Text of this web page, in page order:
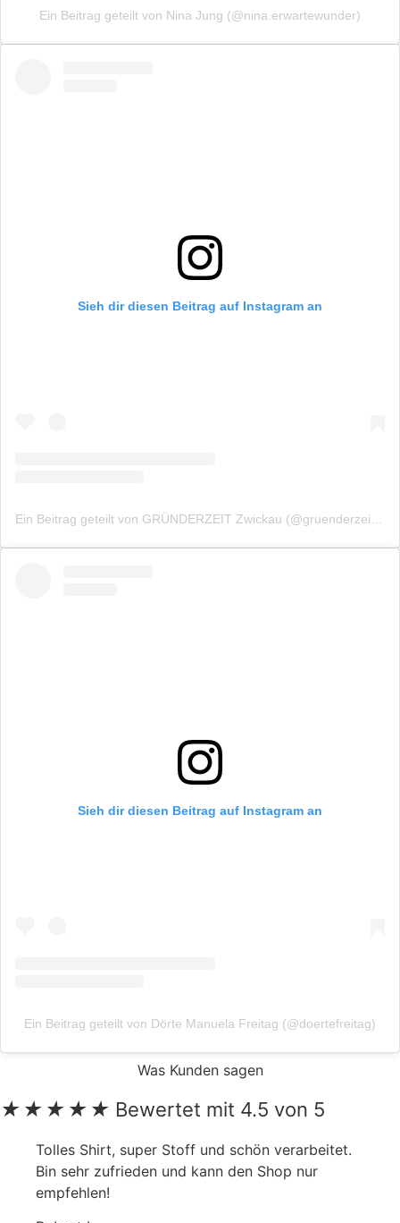
Ein Beitrag geteilt von Nina Jung (@nina.erwartewunder)
Sieh dir diesen Beitrag auf Instagram an
Ein Beitrag geteilt von GRÜNDERZEIT Zwickau (@gruenderzeitzwickau)
Sieh dir diesen Beitrag auf Instagram an
Ein Beitrag geteilt von Dörte Manuela Freitag (@doertefreitag)
Was Kunden sagen
★ ★ ★ ★ ★ Bewertet mit 4.5 von 5
Tolles Shirt, super Stoff und schön verarbeitet.
Bin sehr zufrieden und kann den Shop nur
empfehlen!